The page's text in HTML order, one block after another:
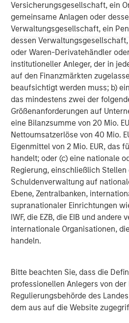
Versicherungsgesellschaft, ein
gemeinsame Anlagen oder
Verwaltungsgesellschaft, ein
dessen
oder Waren-Derivatehändler
institutioneller Anleger, der in
auf den Finanzmärkten
beaufsichtigt werden muss; b)
das mindestens zwei der
Größenanforderungen auf
eine Bilanzsumme von 20 Mio.
Nettoumsatzerlöse von 40 Mio.
Eigenmittel von 2 Mio. EUR, das
handelt; oder (c) eine nationale
Regierung, einschließlich
Schuldenverwaltung auf
Ebene, Zentralbanken,
supranationaler Einrichtungen
IWF, die EZB, die EIB und andere
internationale Organisationen,
handeln.
Bitte beachten Sie, dass die
professionellen Anlegers von
Regulierungsbehörde des
dem aus auf die Website
The views and opinions are those of
publication and are subject to
or economic conditions and may not
The views expressed do not reflect
investment personnel at Morgan
Management (MSIM) and its
(collectively the Firm”), and may not
strategies and products that the Firm
This material is for the benefit of
reasonably believes it is permitted to
should not be forwarded to any other
consent of the Firm. It is not
may not be used by them for any
responsibility of every person reading
observe the laws of any relevant
any governmental or other consent
observing any other formality which
that country.
This material is a general
is for informational and educational
recommendation to purchase or sell
adopt any particular investment
address financial objectives,
individual investors.
Any charts and graphs provided are
only. Any performance quoted
principal.
For the complete content and
theArticle’s PDF.